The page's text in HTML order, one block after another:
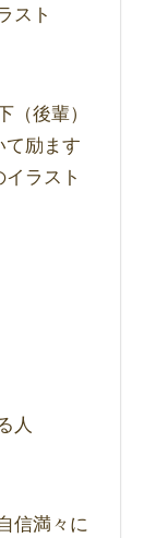
スト
（後輩）
て励ます
ラスト
人
信満々に